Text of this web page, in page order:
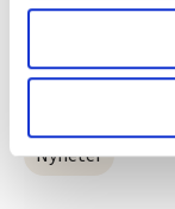
samtykke fra
LO Medias
og fontene.no
lære hvordan
relevant innhold,
Nyheter